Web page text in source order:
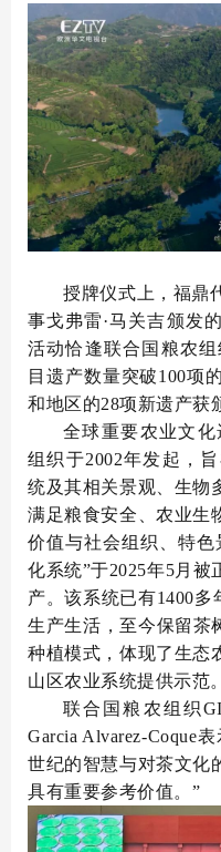
授牌仪式上，福鼎
事戈弗雷·马关吉颁发
活动恰逢联合国粮农
目遗产数量突破100项
和地区的28项新遗产获
全球重要农业文
组织于2002年发起，
统及其相关景观、生物
满足粮食安全、农业生
价值与社会组织、特色
化系统”于2025年5月
产。该系统已有1400多
生产生活，至今保留
种植模式，体现了生态
山区农业系统提供示范。
联合国粮农组织
Garcia Alvarez-Coque
世纪的智慧与对茶文化
具有重要参考价值。”